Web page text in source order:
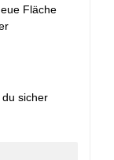
Fläche
sicher